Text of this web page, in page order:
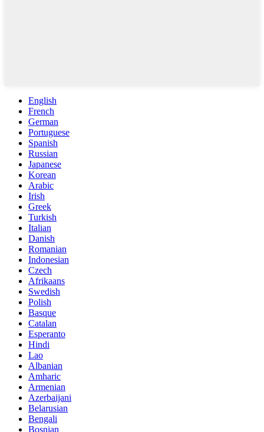
English
French
German
Portuguese
Spanish
Russian
Japanese
Korean
Arabic
Irish
Greek
Turkish
Italian
Danish
Romanian
Indonesian
Czech
Afrikaans
Swedish
Polish
Basque
Catalan
Esperanto
Hindi
Lao
Albanian
Amharic
Armenian
Azerbaijani
Belarusian
Bengali
Bosnian